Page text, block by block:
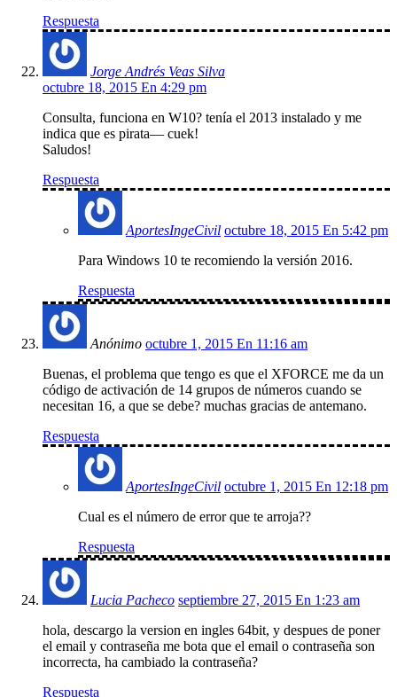
Respuesta
Jorge Andrés Veas Silva
octubre 18, 2015 En 4:29 pm
Consulta, funciona en W10? tenía el 2013 instalado y me
indica que es pirata— cuek!
Saludos!
Respuesta
AportesIngeCivil octubre 18, 2015 En 5:42 pm
Para Windows 10 te recomiendo la versión 2016.
Respuesta
Anónimo octubre 1, 2015 En 11:16 am
Buenas, el problema que tengo es que el XFORCE me da un
código de activación de 14 grupos de números cuando se
necesitan 16, a que se debe? muchas gracias de antemano.
Respuesta
AportesIngeCivil octubre 1, 2015 En 12:18 pm
Cual es el número de error que te arroja??
Respuesta
Lucia Pacheco septiembre 27, 2015 En 1:23 am
hola, descargo la version en ingles 64bit, y despues de poner
el email y contraseña me bota que el email o contraseña son
incorrecta, ha cambiado la contraseña?
Respuesta